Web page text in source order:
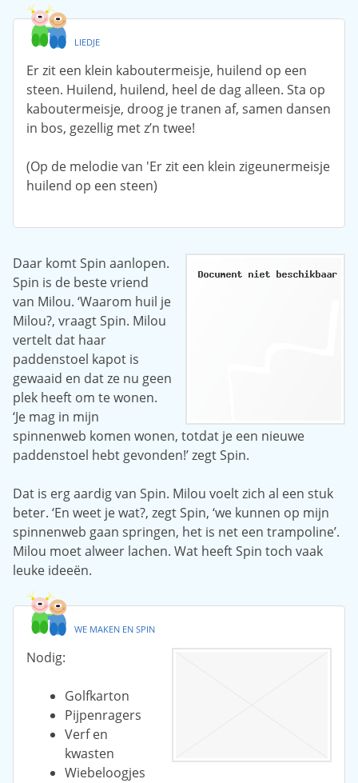
LIEDJE
Er zit een klein kaboutermeisje, huilend op een
steen. Huilend, huilend, heel de dag alleen. Sta op
kaboutermeisje, droog je tranen af, samen dansen
in bos, gezellig met z’n twee!
(Op de melodie van 'Er zit een klein zigeunermeisje
huilend op een steen)
Daar komt Spin aanlopen.
Spin is de beste vriend
van Milou. ‘Waarom huil je
Milou?, vraagt Spin. Milou
vertelt dat haar
paddenstoel kapot is
gewaaid en dat ze nu geen
plek heeft om te wonen.
‘Je mag in mijn
spinnenweb komen wonen, totdat je een nieuwe
paddenstoel hebt gevonden!’ zegt Spin.
Dat is erg aardig van Spin. Milou voelt zich al een stuk
beter. ‘En weet je wat?, zegt Spin, ‘we kunnen op mijn
spinnenweb gaan springen, het is net een trampoline’.
Milou moet alweer lachen. Wat heeft Spin toch vaak
leuke ideeën.
WE MAKEN EN SPIN
Nodig:
Golfkarton
Pijpenragers
Verf en
kwasten
Wiebeloogjes